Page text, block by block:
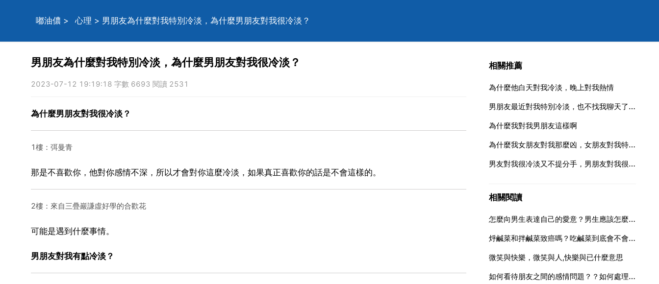
嘟油儂 > 心理 > 男朋友為什麼對我特別冷淡，為什麼男朋友對我很冷淡？
男朋友為什麼對我特別冷淡，為什麼男朋友對我很冷淡？
2023-07-12 19:19:18 字數 6693 閱讀 2531
為什麼男朋友對我很冷淡？
1樓：弭曼青
那是不喜歡你，他對你感情不深，所以才會對你這麼冷淡，如果真正喜歡你的話是不會這樣的。
2樓：來自三疊巖謙虛好學的合歡花
可能是遇到什麼事情。
男朋友對我有點冷淡？
相關推薦
為什麼他白天對我冷淡，晚上對我熱情
男朋友最近對我特別冷淡，也不找我聊天了，我問他怎麼了，他說他累了
為什麼我對我男朋友這樣啊
為什麼我女朋友對我那麼凶，女朋友對我特別凶怎麼辦？
男友對我很冷淡又不提分手，男朋友對我很冷淡但是拖著不願意分手是什麼情況 痛苦
相關閱讀
怎麼向男生表達自己的愛意？男生應該怎麼表達愛意？
烀鹹菜和拌鹹菜致癌嗎？吃鹹菜到底會不會致癌
微笑與快樂，微笑與人,快樂與已什麼意思
如何看待朋友之間的感情問題？？如何處理朋友之間的感情關係？